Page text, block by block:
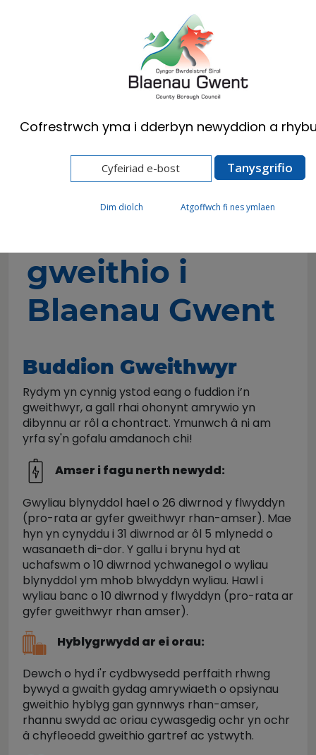
English
Buddion Gweithio i'r Cyngor
gweithio i
Blaenau Gwent
Buddion Gweithwyr
Rydym yn cynnig ystod eang o fuddion i’n
gweithwyr, a gall rhai ohonynt amrywio yn
dibynnu ar rôl a chontract. Ymunwch â ni am
yrfa sy'n gofalu amdanoch chi!
Amser i fagu nerth newydd:
Gwyliau blynyddol hael o 26 diwrnod y flwyddyn
(pro-rata ar gyfer gweithwyr rhan-amser). Mae
hyn yn cynyddu i 31 diwrnod ar ôl 5 mlynedd o
wasanaeth di-dor. Y gallu i brynu hyd at
uchafswm o 10 diwrnod ychwanegol o wyliau
blynyddol ym mhob blwyddyn wyliau. Hawl i
wyliau banc o 10 diwrnod y flwyddyn (pro-rata ar
gyfer gweithwyr rhan amser).
Hyblygrwydd ar ei orau:
Dewch o hyd i'r cydbwysedd perffaith rhwng
bywyd a gwaith gydag amrywiaeth o opsiynau
gweithio hyblyg gan gynnwys rhan-amser,
rhannu swydd ac oriau cywasgedig ochr yn ochr
â chyfleoedd gweithio gartref ac ystwyth.
Cofrestrwch yma i dderbyn newyddion a
Dim diolch Atgoffwch fi nes ymlaen